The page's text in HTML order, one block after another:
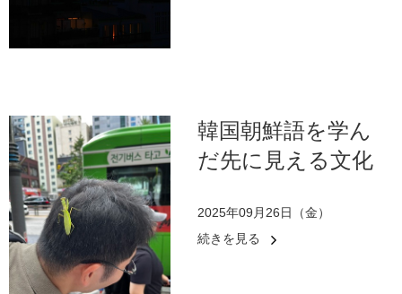
韓国朝鮮語を学ん
だ先に見える文化
2025年09月26日（金）
続きを見る